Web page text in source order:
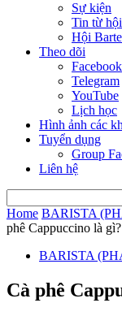
Sự kiện
Tin từ
Hội
Theo dõi
Facebook
Telegram
YouTube
Lịch học
Hình ảnh các
Tuyển dụng
Group
Liên hệ
Home BARISTA
phê Cappuccino là gì?
BARISTA
Cà phê